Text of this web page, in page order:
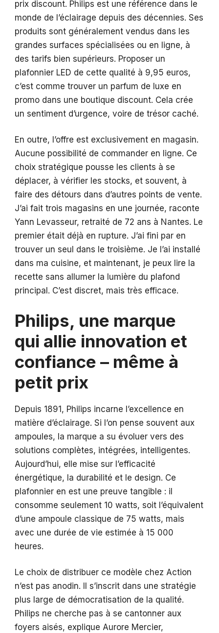
prix discount. Philips est une référence dans le
monde de l’éclairage depuis des décennies. Ses
produits sont généralement vendus dans les
grandes surfaces spécialisées ou en ligne, à
des tarifs bien supérieurs. Proposer un
plafonnier LED de cette qualité à 9,95 euros,
c’est comme trouver un parfum de luxe en
promo dans une boutique discount. Cela crée
un sentiment d’urgence, voire de trésor caché.
En outre, l’offre est exclusivement en magasin.
Aucune possibilité de commander en ligne. Ce
choix stratégique pousse les clients à se
déplacer, à vérifier les stocks, et souvent, à
faire des détours dans d’autres points de vente.
J’ai fait trois magasins en une journée, raconte
Yann Levasseur, retraité de 72 ans à Nantes. Le
premier était déjà en rupture. J’ai fini par en
trouver un seul dans le troisième. Je l’ai installé
dans ma cuisine, et maintenant, je peux lire la
recette sans allumer la lumière du plafond
principal. C’est discret, mais très efficace.
Philips, une marque
qui allie innovation et
confiance – même à
petit prix
Depuis 1891, Philips incarne l’excellence en
matière d’éclairage. Si l’on pense souvent aux
ampoules, la marque a su évoluer vers des
solutions complètes, intégrées, intelligentes.
Aujourd’hui, elle mise sur l’efficacité
énergétique, la durabilité et le design. Ce
plafonnier en est une preuve tangible : il
consomme seulement 10 watts, soit l’équivalent
d’une ampoule classique de 75 watts, mais
avec une durée de vie estimée à 15 000
heures.
Le choix de distribuer ce modèle chez Action
n’est pas anodin. Il s’inscrit dans une stratégie
plus large de démocratisation de la qualité.
Philips ne cherche pas à se cantonner aux
foyers aisés, explique Aurore Mercier,